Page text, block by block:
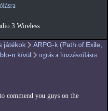
3 Wireless
játékok
ARPG-k (Path of Exile,
n kívül
ugrás a hozzászólásra
commend you guys on the